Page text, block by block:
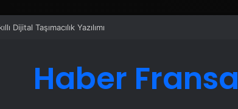
Seçim Rehberi ve Verimlilik Analizi
Haber Fransa